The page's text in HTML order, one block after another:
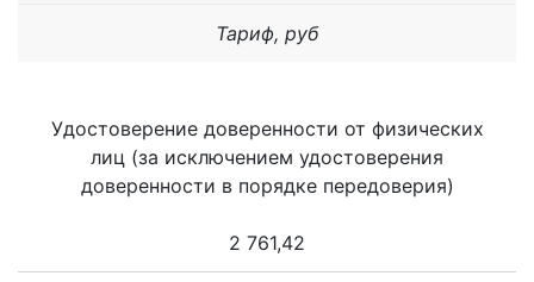
Тариф, руб
Удостоверение доверенности от физических
лиц (за исключением удостоверения
доверенности в порядке передоверия)
2 761,42